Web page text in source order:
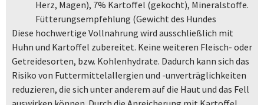
Herz, Magen), 7% Kartoffel (gekocht), Mineralstoffe.
Fütterungsempfehlung (Gewicht des Hundes
Diese hochwertige Vollnahrung wird ausschließlich mit
Huhn und Kartoffel zubereitet. Keine weiteren Fleisch- oder
Getreidesorten, bzw. Kohlenhydrate. Dadurch kann sich das
Risiko von Futtermittelallergien und -unverträglichkeiten
reduzieren, die sich unter anderem auf die Haut und das Fell